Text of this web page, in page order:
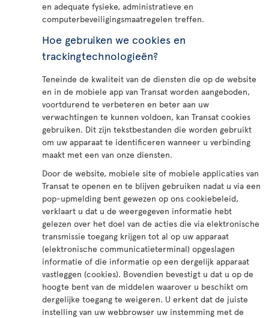
en adequate fysieke, administratieve en
computerbeveiligingsmaatregelen treffen.
Hoe gebruiken we cookies en
trackingtechnologieën?
Teneinde de kwaliteit van de diensten die op de website
en in de mobiele app van Transat worden aangeboden,
voortdurend te verbeteren en beter aan uw
verwachtingen te kunnen voldoen, kan Transat cookies
gebruiken. Dit zijn tekstbestanden die worden gebruikt
om uw apparaat te identificeren wanneer u verbinding
maakt met een van onze diensten.
Door de website, mobiele site of mobiele applicaties van
Transat te openen en te blijven gebruiken nadat u via een
pop-upmelding bent gewezen op ons cookiebeleid,
verklaart u dat u de weergegeven informatie hebt
gelezen over het doel van de acties die via elektronische
transmissie toegang krijgen tot al op uw apparaat
(elektronische communicatieterminal) opgeslagen
informatie of die informatie op een dergelijk apparaat
vastleggen (cookies). Bovendien bevestigt u dat u op de
hoogte bent van de middelen waarover u beschikt om
dergelijke toegang te weigeren. U erkent dat de juiste
instelling van uw webbrowser uw instemming met de